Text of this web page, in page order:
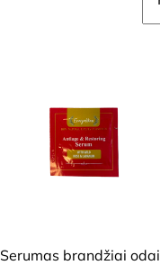
Serumas brandžiai odai